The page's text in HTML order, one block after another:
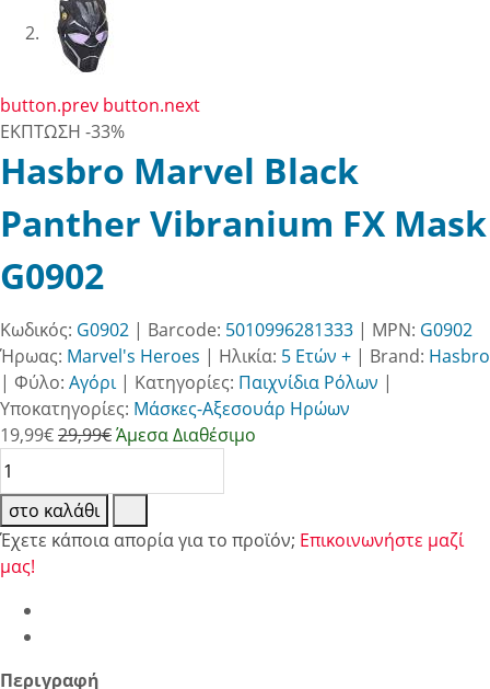
button.prev button.next
ΕΚΠΤΩΣΗ -33%
Hasbro Marvel Black
Panther Vibranium FX Mask
G0902
Κωδικός: G0902 | Barcode: 5010996281333 | MPN: G0902
Ήρωας: Marvel's Heroes | Ηλικία: 5 Ετών + | Brand: Hasbro
| Φύλο: Αγόρι| Κατηγορίες: Παιχνίδια Ρόλων |
Υποκατηγορίες: Μάσκες-Αξεσουάρ Ηρώων
19,99€29,99€Άμεσα Διαθέσιμο
στο καλάθι
Έχετε κάποια απορία για το προϊόν; Επικοινωνήστε μαζί
μας!
Περιγραφή